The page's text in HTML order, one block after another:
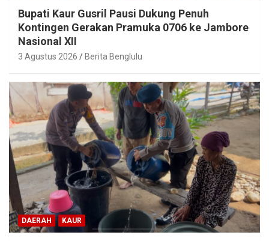
Bupati Kaur Gusril Pausi Dukung Penuh
Kontingen Gerakan Pramuka 0706 ke Jambore
Nasional XII
3 Agustus 2026 Berita Benglulu
DAERAH KAUR